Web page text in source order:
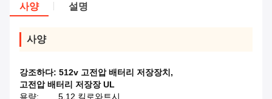
사양 설명
사양
강조하다: 512v 고전압 배터리 저장장치 ,
고전압 배터리 저장장 UL
용량:
5.12 킬로와트시